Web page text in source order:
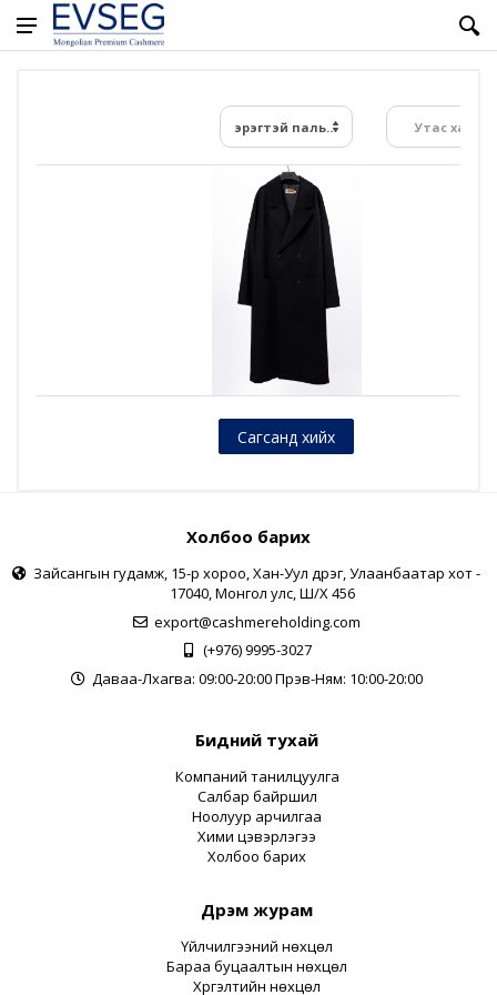
эрэгтэй пальто Утас хайх...
Сагсанд хийх
Холбоо барих
Зайсангын гудамж, 15-р хороо, Хан-Уул дүүрэг, Улаанбаатар хот -
17040, Монгол улс, Ш/Х 456
export@cashmereholding.com
(+976) 9995-3027
Даваа-Лхагва: 09:00-20:00 Пүрэв-Ням: 10:00-20:00
Бидний тухай
Компаний танилцуулга
Салбар байршил
Ноолуур арчилгаа
Хими цэвэрлэгээ
Холбоо барих
Дүрэм журам
Үйлчилгээний нөхцөл
Бараа буцаалтын нөхцөл
Хүргэлтийн нөхцөл